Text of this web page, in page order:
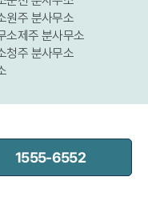
원주 분사무소
소제주 분사무소
청주 분사무소
1555-6552